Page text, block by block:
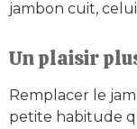
jambon cuit,
Un plaisir
Remplacer le
petite habitude